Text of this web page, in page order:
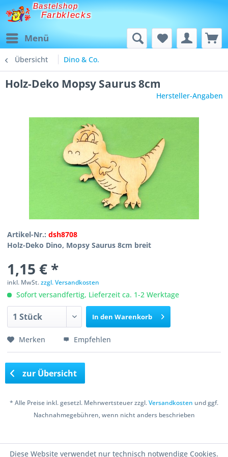
Bastelshop
Farbklecks
Menü
Übersicht Dino & Co.
Holz-Deko Mopsy Saurus 8cm
Hersteller-Angaben
Artikel-Nr.:dsh8708
Holz-Deko Dino, Mopsy Saurus 8cm breit
1,15 € *
inkl. MwSt.zzgl. Versandkosten
Sofort versandfertig, Lieferzeit ca. 1-2 Werktage
In den Warenkorb
Merken Empfehlen
zur Übersicht
* Alle Preise inkl. gesetzl. Mehrwertsteuer zzgl.Versandkosten und ggf.
Nachnahmegebühren, wenn nicht anders beschrieben
Diese Website verwendet nur technisch notwendige Cookies.